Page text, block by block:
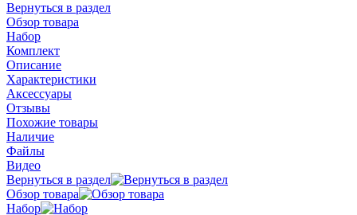
Вернуться в раздел
Обзор товара
Набор
Комплект
Описание
Характеристики
Аксессуары
Отзывы
Похожие товары
Наличие
Файлы
Видео
Вернуться в раздел
Обзор товара
Набор